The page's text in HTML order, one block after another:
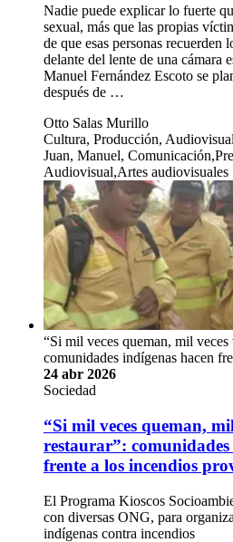
Nadie puede explicar lo fuerte
sexual, más que las propias
de que esas personas recuerden
delante del lente de una cámara
Manuel Fernández Escoto se
después de …
Otto Salas Murillo
Cultura, Producción,
Juan, Manuel,
Audiovisual,Artes audiovisuales
“Si mil veces queman, mil veces
comunidades indígenas hacen
24 abr 2026
Sociedad
“Si mil veces queman,
restaurar”: comunidades
frente a los incendios
El Programa Kioscos
con diversas ONG, para
indígenas contra incendios